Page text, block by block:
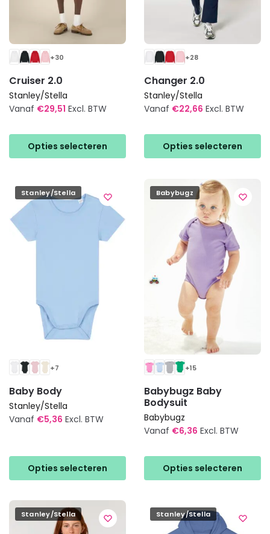
+30
Cruiser 2.0
Stanley/Stella
Vanaf €29,51 Excl. BTW
Opties selecteren
product
heeft
variaties.
Deze
optie
kan
gekozen
productpagina
+28
Changer 2.0
Stanley/Stella
Vanaf €22,66 Excl. BTW
Opties selecteren
product
heeft
variaties.
Deze
gekozen
worden
op
de
productpagina
Stanley/Stella
+7
Baby Body
Stanley/Stella
Vanaf €5,36 Excl. BTW
Opties selecteren
product
heeft
meerdere
variaties.
Deze
Babybugz
+15
Babybugz Baby
Bodysuit
Babybugz
Vanaf €6,36 Excl. BTW
Opties selecteren
product
heeft
variaties.
Deze
Stanley/Stella Stanley/Stella